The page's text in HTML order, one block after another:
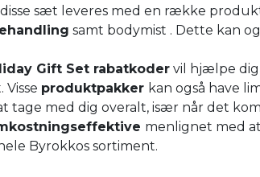
sæt leveres med en række
samt bodymist . Dette kan
Gift Set rabatkoder vil hjælpe
produktpakker kan også have
tage med dig overalt, især når det
menlignet med
Byrokkos sortiment.